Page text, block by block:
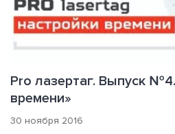
Pro лазертаг. Выпуск
времени»
30 ноября 2016